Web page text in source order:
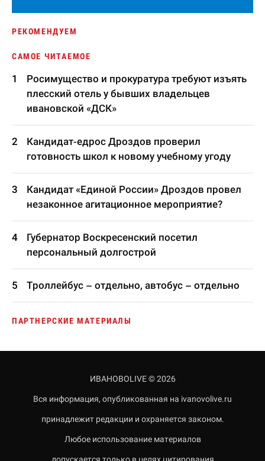
РЕКОМЕНДУЕМ
САМОЕ ЧИТАЕМОЕ
Росимущество и прокуратура требуют изъять
плесский отель у бывших владельцев
ивановской «ДСК»
Кандидат-едрос Дроздов проверил
готовность школ к новому учебному угоду
Кандидат «Единой России» Дроздов провел
незаконное агитационное мероприятие?
Губернатор Воскресенский посетил
персональный долгострой
Троллейбус – отдельно, автобус – отдельно
ПАРТНЕРСКИЕ МАТЕРИАЛЫ
ИВАНОВОLIVE © 2026
Вся информация, опубликованная на ivanovolive.ru
принадлежит редакции и охраняется законом.
Любое использование материалов